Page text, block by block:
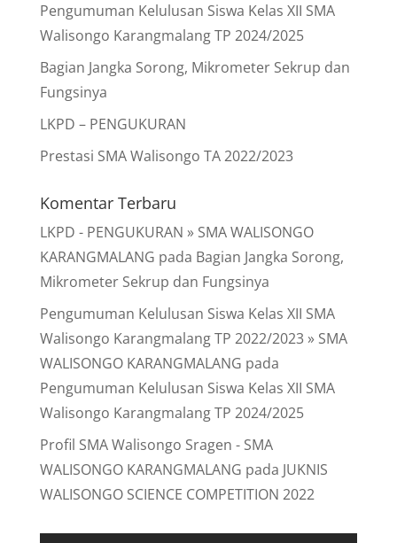
Pengumuman Kelulusan Siswa Kelas XII SMA
Walisongo Karangmalang TP 2024/2025
Bagian Jangka Sorong, Mikrometer Sekrup dan
Fungsinya
LKPD – PENGUKURAN
Prestasi SMA Walisongo TA 2022/2023
Komentar Terbaru
LKPD - PENGUKURAN » SMA WALISONGO
KARANGMALANG pada Bagian Jangka Sorong,
Mikrometer Sekrup dan Fungsinya
Pengumuman Kelulusan Siswa Kelas XII SMA
Walisongo Karangmalang TP 2022/2023 » SMA
WALISONGO KARANGMALANG pada
Pengumuman Kelulusan Siswa Kelas XII SMA
Walisongo Karangmalang TP 2024/2025
Profil SMA Walisongo Sragen - SMA
WALISONGO KARANGMALANG pada JUKNIS
WALISONGO SCIENCE COMPETITION 2022